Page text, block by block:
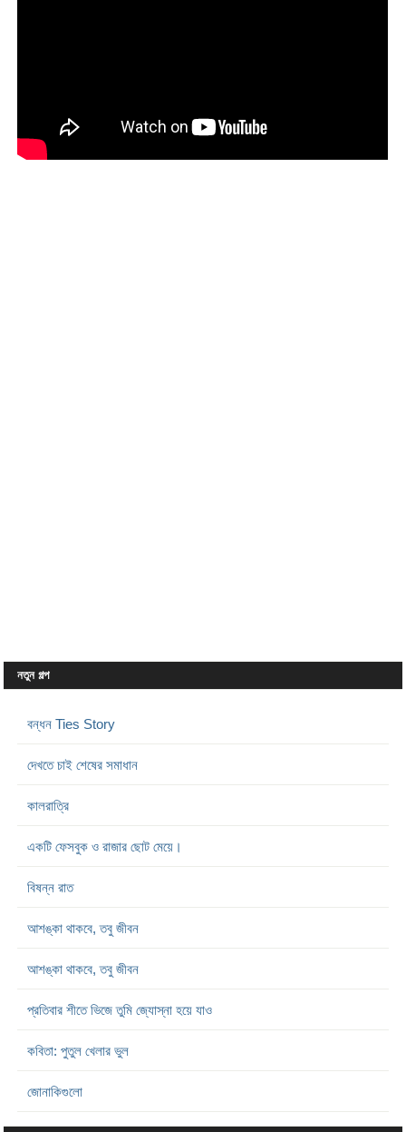
নতুন গল্প
বন্ধন Ties Story
দেখতে চাই শেষের সমাধান
কালরাত্রি
একটি ফেসবুক ও রাজার ছোট মেয়ে।
বিষন্ন রাত
আশঙ্কা থাকবে, তবু জীবন
আশঙ্কা থাকবে, তবু জীবন
প্রতিবার শীতে ভিজে তুমি জ্যোস্না হয়ে যাও
কবিতা: পুতুল খেলার ভুল
জোনাকিগুলো